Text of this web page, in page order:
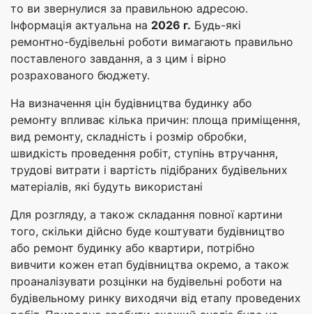
то ви звернулися за правильною адресою.
Інформація актуальна на 2026 г. Будь-які
ремонтно-будівельні роботи вимагають правильно
поставленого завдання, а з цим і вірно
розрахованого бюджету.
На визначення цін будівництва будинку або
ремонту впливає кілька причин: площа приміщення,
вид ремонту, складність і розмір обробки,
швидкість проведення робіт, ступінь втручання,
трудові витрати і вартість підібраних будівельних
матеріалів, які будуть використані
Для розгляду, а також складання повної картини
того, скільки дійсно буде коштувати будівництво
або ремонт будинку або квартири, потрібно
вивчити кожен етап будівництва окремо, а також
проаналізувати розцінки на будівельні роботи на
будівельному ринку виходячи від етапу проведених